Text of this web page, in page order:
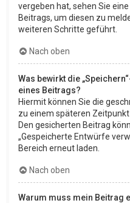
vergeben hat, sehen Sie
Beitrags, um diesen zu
weiteren Schritte geführt.
Nach oben
Was bewirkt die
eines Beitrags?
Hiermit können Sie die
zu einem späteren
Den gesicherten Beitrag
„Gespeicherte Entwürfe
Bereich erneut laden.
Nach oben
Warum muss mein Beitrag